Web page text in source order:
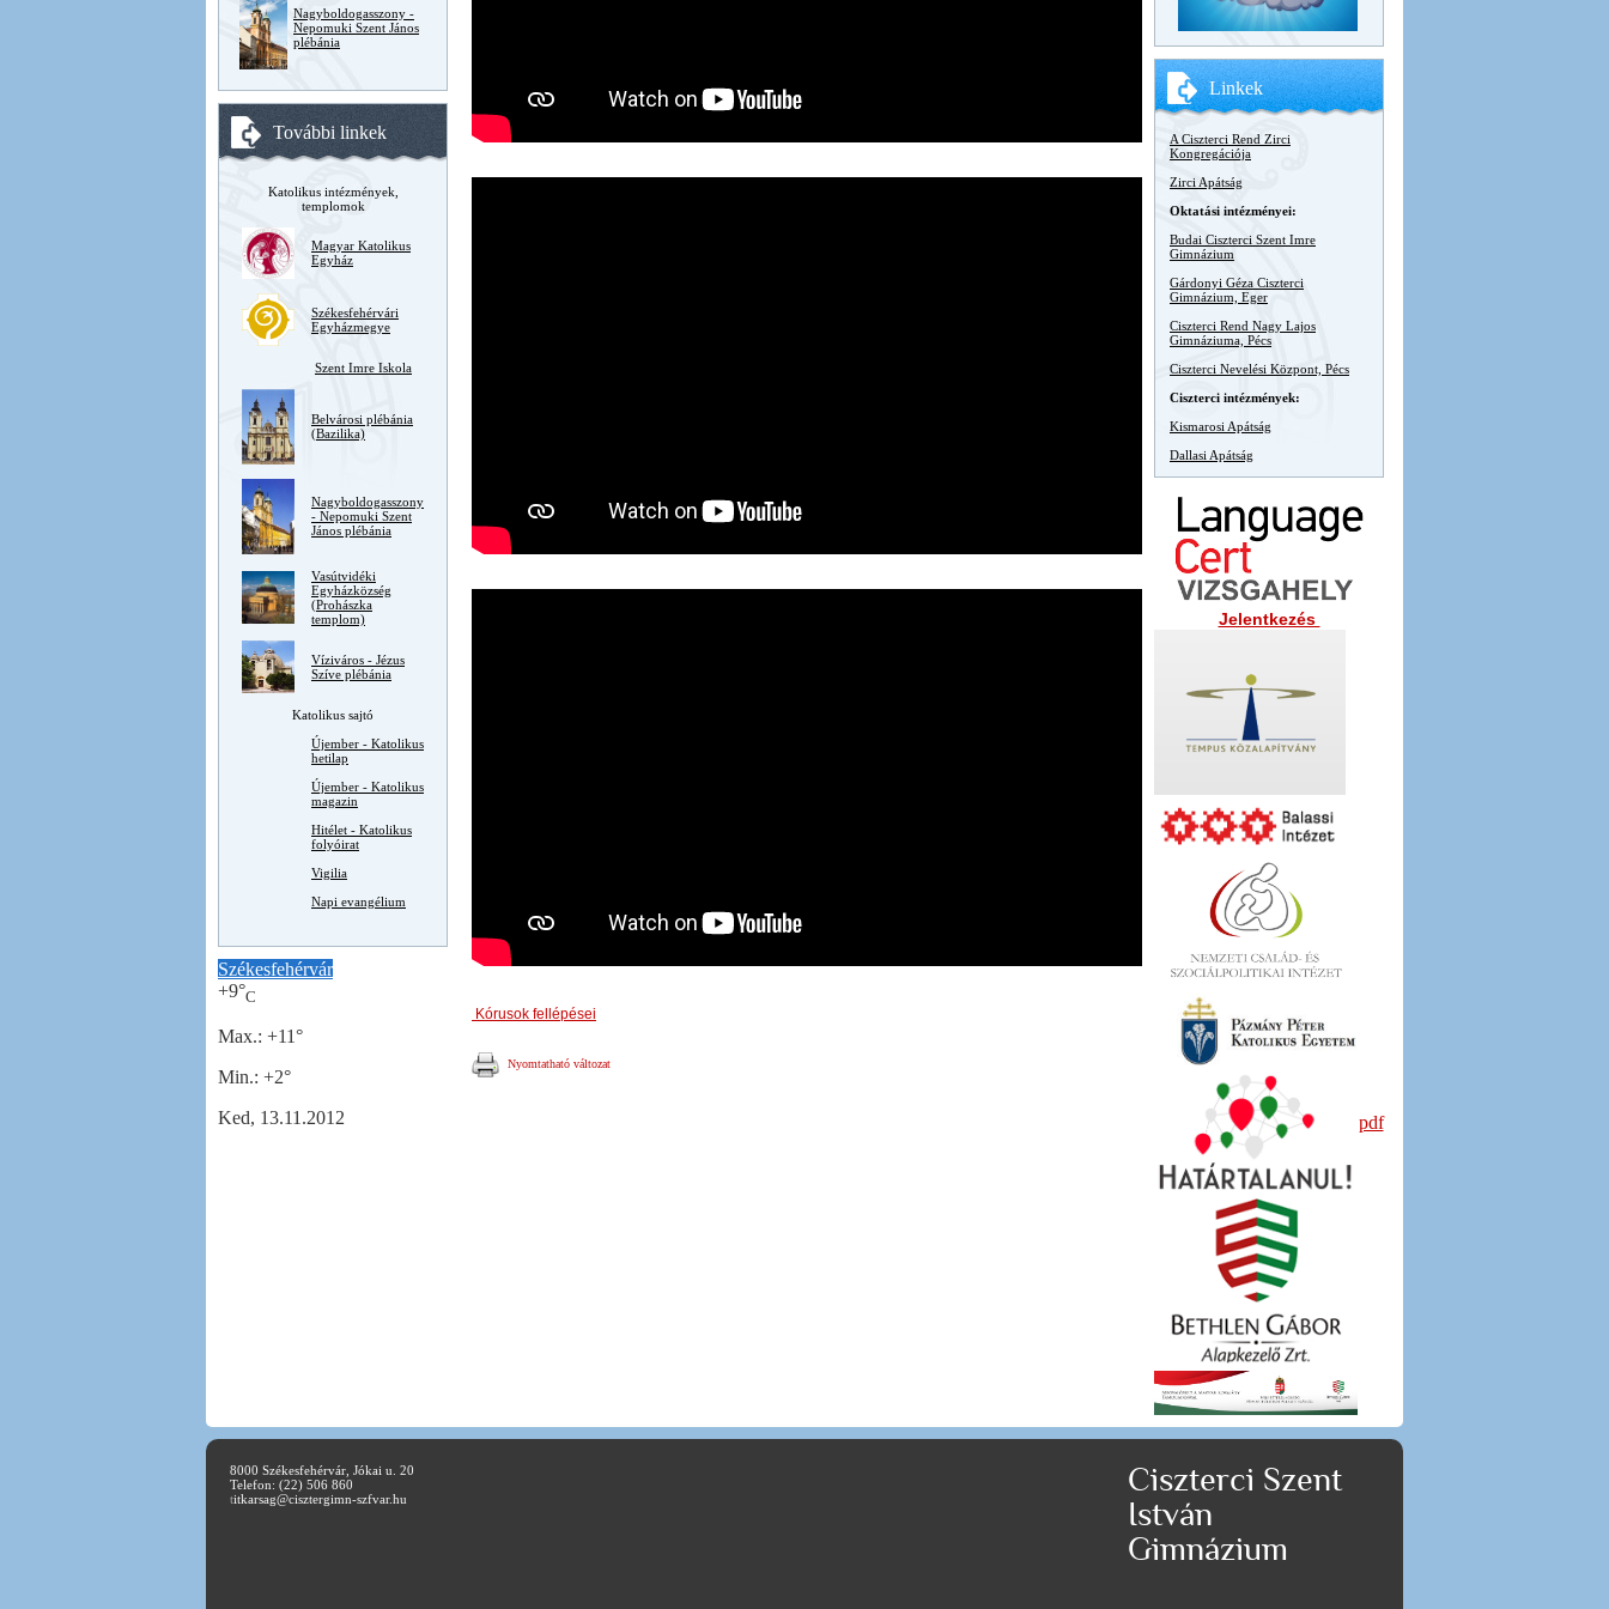
Nagyboldogasszony -
Nepomuki Szent János
plébánia
További linkek
Katolikus intézmények,
templomok
Magyar Katolikus
Egyház
Székesfehérvári
Egyházmegye
Szent Imre Iskola
Belvárosi plébánia
(Bazilika)
Nagyboldogasszony
- Nepomuki Szent
János plébánia
Vasútvidéki
Egyházközség
(Prohászka
templom)
Víziváros - Jézus
Szíve plébánia
Katolikus sajtó
Újember - Katolikus
hetilap
Újember - Katolikus
magazin
Hitélet - Katolikus
folyóirat
Vigilia
Napi evangélium
Székesfehérvár
+9°C
Max.: +11°
Min.: +2°
Ked, 13.11.2012
Kórusok fellépései
Nyomtatható változat
Linkek
A Ciszterci Rend Zirci
Kongregációja
Zirci Apátság
Oktatási intézményei:
Budai Ciszterci Szent Imre
Gimnázium
Gárdonyi Géza Ciszterci
Gimnázium, Eger
Ciszterci Rend Nagy Lajos
Gimnáziuma, Pécs
Ciszterci Nevelési Központ, Pécs
Ciszterci intézmények:
Kismarosi Apátság
Dallasi Apátság
Jelentkezés
pdf
8000 Székesfehérvár, Jókai u. 20
Telefon: (22) 506 860
titkarsag@cisztergimn-szfvar.hu
Ciszterci Szent
István
Gimnázium